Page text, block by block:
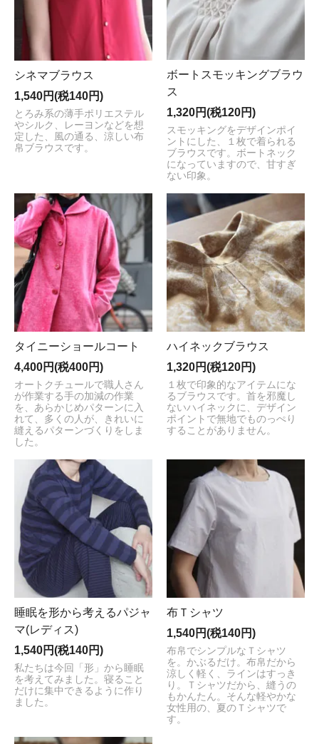
シネマブラウス
1,540円(税140円)
とろみ系の薄手ポリエステル
やシルク、レーヨンなどを想
定した、風の通る、涼しい布
帛ブラウスです。
ボートスモッキングブラウ
ス
1,320円(税120円)
スモッキングをデザインポイ
ントにした、１枚で着られる
ブラウスです。ボートネック
になっていますので、甘すぎ
ない印象。
タイニーショールコート
4,400円(税400円)
オートクチュールで職人さん
が作業する手の加減の作業
を、あらかじめパターンに入
れて、多くの人が、きれいに
縫えるパターンづくりをしま
した。
ハイネックブラウス
1,320円(税120円)
１枚で印象的なアイテムにな
るブラウスです。首を邪魔し
ないハイネックに、デザイン
ポイントで無地でものっぺり
することがありません。
睡眠を形から考えるパジャ
マ(レディス)
1,540円(税140円)
私たちは今回「形」から睡眠
を考えてみました。寝ること
だけに集中できるように作り
ました。
布Ｔシャツ
1,540円(税140円)
布帛でシンプルなＴシャツ
を。かぶるだけ。布帛だから
涼しく軽く、ラインはすっき
り。Ｔシャツだから、縫うの
もかんたん。そんな軽やかな
女性用の、夏のＴシャツで
す。